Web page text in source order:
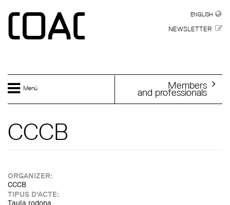
ENGLISH
NEWSLETTER
Menú Members
and professionals
CCCB
ORGANIZER:
CCCB
TIPUS D'ACTE: